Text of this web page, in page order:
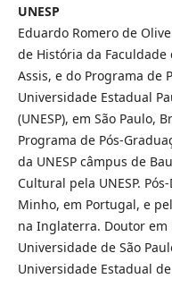
UNESP
Eduardo Romero de
de História da Faculdade
Assis, e do Programa de
Universidade Estadual
(UNESP), em São Paulo,
Programa de Pós-
da UNESP câmpus de
Cultural pela UNESP.
Minho, em Portugal, e
na Inglaterra. Doutor em
Universidade de São
Universidade Estadual